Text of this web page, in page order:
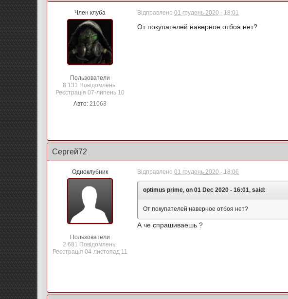
Член клуба
Пользователи
8 131 Повідомлень:
Реєстрація 07-липень 10
Авто: 21063
Відправлено01 грудень 2020 - 18:01
От покупателей наверное отбоя нет?
Сергей72
Одноклубник
Пользователи
2 681 Повідомлень:
Реєстрація 04-листопад 11
Відправлено01 грудень 2020 - 18:06
optimus prime, on 01 Dec 2020 - 16:01, said:
От покупателей наверное отбоя нет?
А че спрашиваешь ?